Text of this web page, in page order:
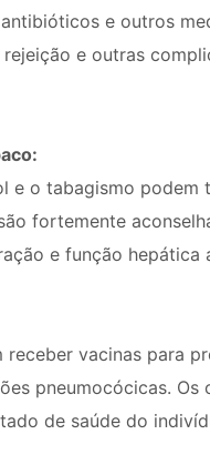
e outros
e outras
e o tabagismo
fortemente
e função hepática
receber vacinas para
pneumocócicas.
de saúde do